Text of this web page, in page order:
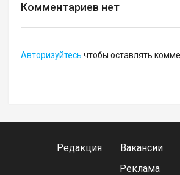
Комментариев нет
Авторизуйтесь чтобы оставлять
Редакция Вакансии
Реклама